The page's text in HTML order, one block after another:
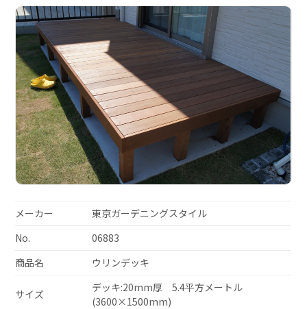
メーカー
東京ガーデニングスタイル
No.
06883
商品名
ウリンデッキ
サイズ
デッキ:20mm厚 5.4平方メートル
(3600×1500mm)